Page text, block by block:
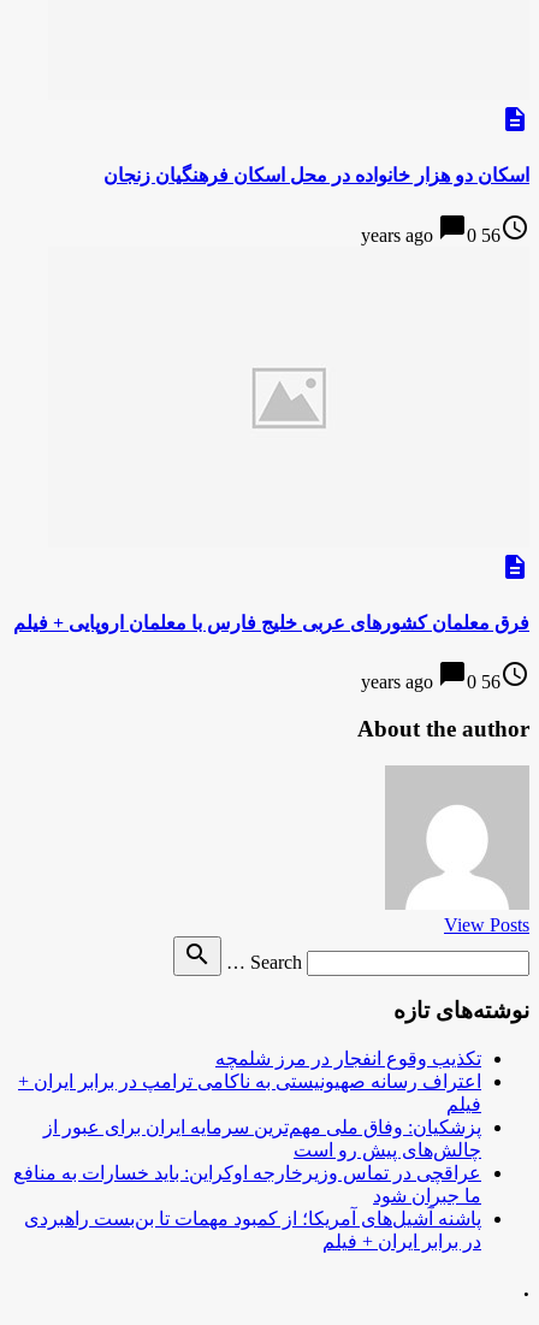
description
اسکان دو هزار خانواده در محل اسکان فرهنگیان زنجان
access_time
56 years ago
chat_bubble0
description
فرق معلمان کشورهای عربی خلیج فارس با معلمان اروپایی + فیلم
access_time
56 years ago
chat_bubble0
About the author
View Posts
Search …
search
نوشته‌های تازه
تکذیب وقوع انفجار در مرز شلمچه
اعتراف رسانه صهیونیستی به ناکامی ترامپ در برابر ایران +
فیلم
پزشکیان: وفاق ملی مهم‌ترین سرمایه ایران برای عبور از
چالش‌های پیش رو است
عراقچی در تماس وزیرخارجه اوکراین: باید خسارات به منافع
ما جبران شود
پاشنه آشیل‌های آمریکا؛ از کمبود مهمات تا بن‌بست راهبردی
در برابر ایران + فیلم
.